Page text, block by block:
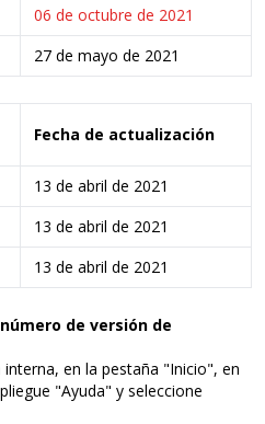
06 de octubre de 2021
27 de mayo de 2021
Fecha de actualización
13 de abril de 2021
13 de abril de 2021
13 de abril de 2021
de versión de
en la pestaña "Inicio", en
"Ayuda" y seleccione